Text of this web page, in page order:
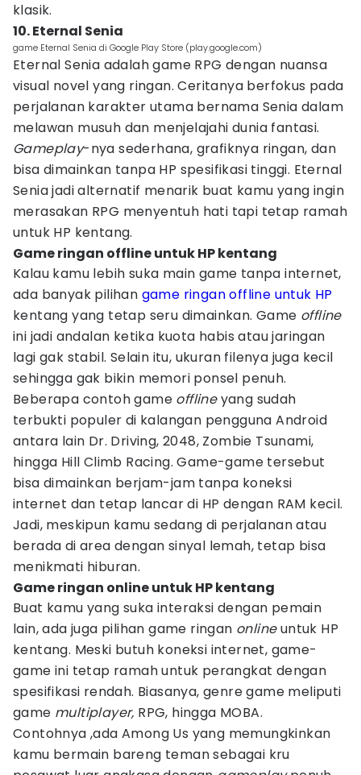
klasik.
10. Eternal Senia
game Eternal Senia di Google Play Store (play.google.com)
Eternal Senia adalah game RPG dengan nuansa
visual novel yang ringan. Ceritanya berfokus pada
perjalanan karakter utama bernama Senia dalam
melawan musuh dan menjelajahi dunia fantasi.
Gameplay-nya sederhana, grafiknya ringan, dan
bisa dimainkan tanpa HP spesifikasi tinggi. Eternal
Senia jadi alternatif menarik buat kamu yang ingin
merasakan RPG menyentuh hati tapi tetap ramah
untuk HP kentang.
Game ringan offline untuk HP kentang
Kalau kamu lebih suka main game tanpa internet,
ada banyak pilihan game ringan offline untuk HP
kentang yang tetap seru dimainkan. Game offline
ini jadi andalan ketika kuota habis atau jaringan
lagi gak stabil. Selain itu, ukuran filenya juga kecil
sehingga gak bikin memori ponsel penuh.
Beberapa contoh game offlineyang sudah
terbukti populer di kalangan pengguna Android
antara lain Dr. Driving, 2048, Zombie Tsunami,
hingga Hill Climb Racing. Game-game tersebut
bisa dimainkan berjam-jam tanpa koneksi
internet dan tetap lancar di HP dengan RAM kecil.
Jadi, meskipun kamu sedang di perjalanan atau
berada di area dengan sinyal lemah, tetap bisa
menikmati hiburan.
Game ringan online untuk HP kentang
Buat kamu yang suka interaksi dengan pemain
lain, ada juga pilihan game ringan onlineuntuk HP
kentang. Meski butuh koneksi internet, game-
game ini tetap ramah untuk perangkat dengan
spesifikasi rendah. Biasanya, genre game meliputi
game multiplayer, RPG, hingga MOBA.
Contohnya ,ada Among Us yang memungkinkan
kamu bermain bareng teman sebagai kru